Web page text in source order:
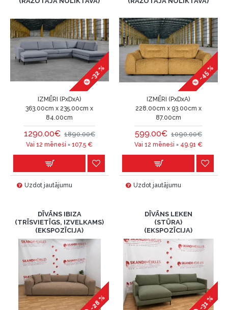
-32 %
IZMĒRI (PxDxA)
363.00cm x 235.00cm x
84.00cm
1290.00€ 1890.00€
Vai 12 mēneši =107.5 €
Uzdot jautājumu
-45 %
IZMĒRI (PxDxA)
228.00cm x 93.00cm x
87.00cm
599.00€ 1090.00€
Vai 12 mēneši = 49.91 €
Uzdot jautājumu
DĪVĀNS IBIZA
(TRĪSVIETĪGS, IZVELKAMS)
(EKSPOZĪCIJA)
-28 %
DĪVĀNS LEKEN
(STŪRA)
(EKSPOZĪCIJA)
-31 %